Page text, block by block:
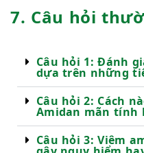
7. Câu hỏi
Câu hỏi 1: Đánh
dựa trên những
Câu hỏi 2: Cách
Amidan mãn tính
Câu hỏi 3: Viêm